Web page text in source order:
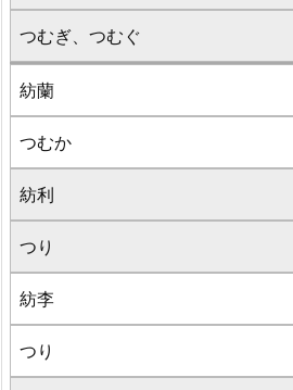
つむぎ、つむぐ
紡蘭
つむか
紡利
つり
紡李
つり